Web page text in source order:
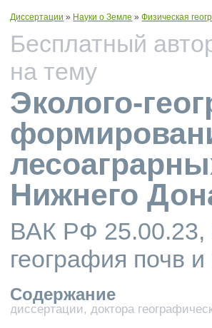
Диссертации » Науки о Земле »Физическая
Бесплатный
на тему
Эколого-
Нижнего
ВАК РФ 25.00.23,
география почв
Содержание
диссертации, доктора